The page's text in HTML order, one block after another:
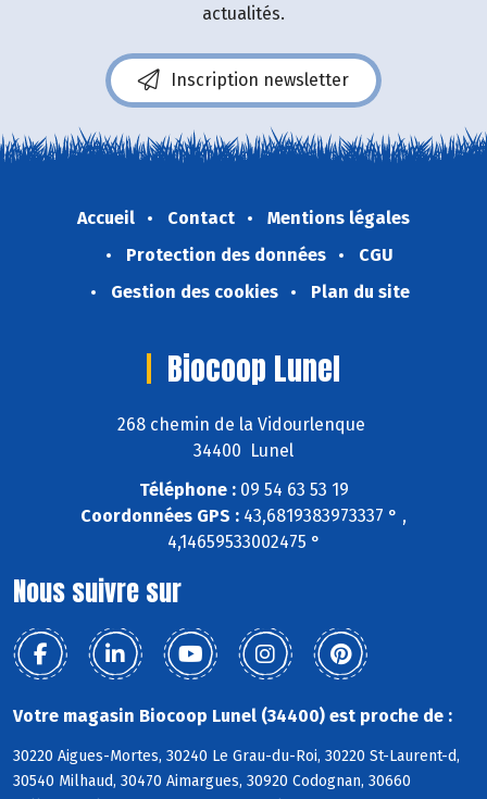
actualités.
Inscription newsletter
Accueil Contact
Mentions légales
Protection des données
CGU
Gestion des cookies
Plan du site
Biocoop Lunel
268 chemin de la Vidourlenque
34400 Lunel
Téléphone :09 54 63 53 19
Coordonnées GPS : 43,6819383973337 ° ,
4,14659533002475 °
Nous suivre sur
Votre magasin Biocoop Lunel (34400) est proche de :
30220 Aigues-Mortes, 30240 Le Grau-du-Roi, 30220 St-Laurent-d,
30540 Milhaud, 30470 Aimargues, 30920 Codognan, 30660